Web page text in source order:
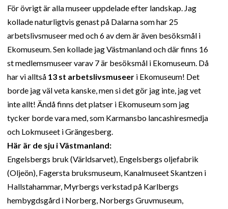
För övrigt är alla museer uppdelade efter landskap. Jag
kollade naturligtvis genast på Dalarna som har 25
arbetslivsmuseer med och 6 av dem är även besöksmål i
Ekomuseum. Sen kollade jag Västmanland och där finns 16
st medlemsmuseer varav 7 är besöksmål i Ekomuseum. Då
har vi alltså 13 st arbetslivsmuseer i Ekomuseum! Det
borde jag väl veta kanske, men si det gör jag inte, jag vet
inte allt! Ändå finns det platser i Ekomuseum som jag
tycker borde vara med, som Karmansbo lancashiresmedja
och Lokmuseet i Grängesberg.
Här är de sju i Västmanland:
Engelsbergs bruk (Världsarvet), Engelsbergs oljefabrik
(Oljeön), Fagersta bruksmuseum, Kanalmuseet Skantzen i
Hallstahammar, Myrbergs verkstad på Karlbergs
hembygdsgård i Norberg, Norbergs Gruvmuseum,